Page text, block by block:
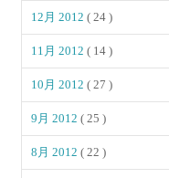
12月 2012( 24 )
11月 2012( 14 )
10月 2012( 27 )
9月 2012( 25 )
8月 2012( 22 )